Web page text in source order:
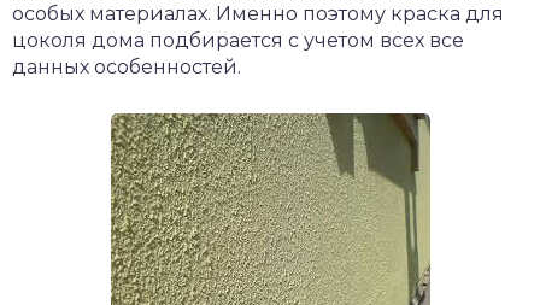
особых материалах. Именно поэтому краска для
цоколя дома подбирается с учетом всех все
данных особенностей.